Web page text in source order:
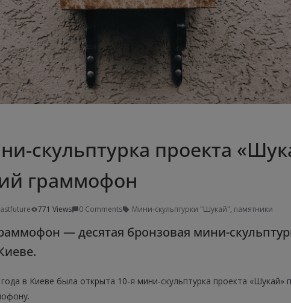
скульптурка проекта
граммофон
771 Views 0 Comments Мини-скульптурки "Шукай", памятники
— десятая бронзовая мини-
в Киеве была открыта 10-я мини-скульптурка проекта «Шукай»